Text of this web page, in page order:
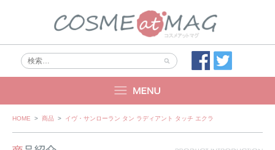
Skip
HOME > 商品 > イヴ・サンローラン タン ラディアント タッチ エクラ